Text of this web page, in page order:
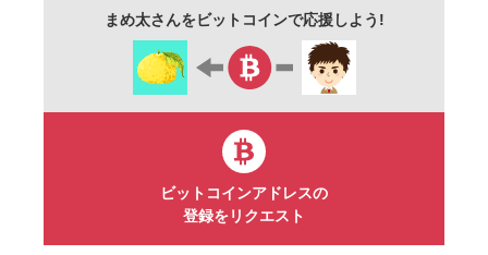
まめ太さんをビットコインで応援しよう!
ビットコインアドレスの
登録をリクエスト